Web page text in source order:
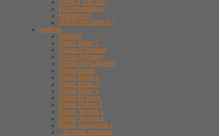
TIPPS & TRICKS >
Kristalldetekoren
Kristallhörer
VERSCHIEDENES >
Anderes
Altamont
Rätsel. Bilder 1
Flatrates, Streams
Presse-Anfragen
RADIO-FORUM WGF
Radio-Puzzle
Rätsel. Bilder 2
Rätsel. Bilder 3
Rätsel. Bilder 4
Rätsel 90 Jahre
Rätsel. Person 1
Rätsel. Technik 1
Rätsel. Technik 2
Rätsel. Geschichte 1
.. 25 Jahre Wumpus